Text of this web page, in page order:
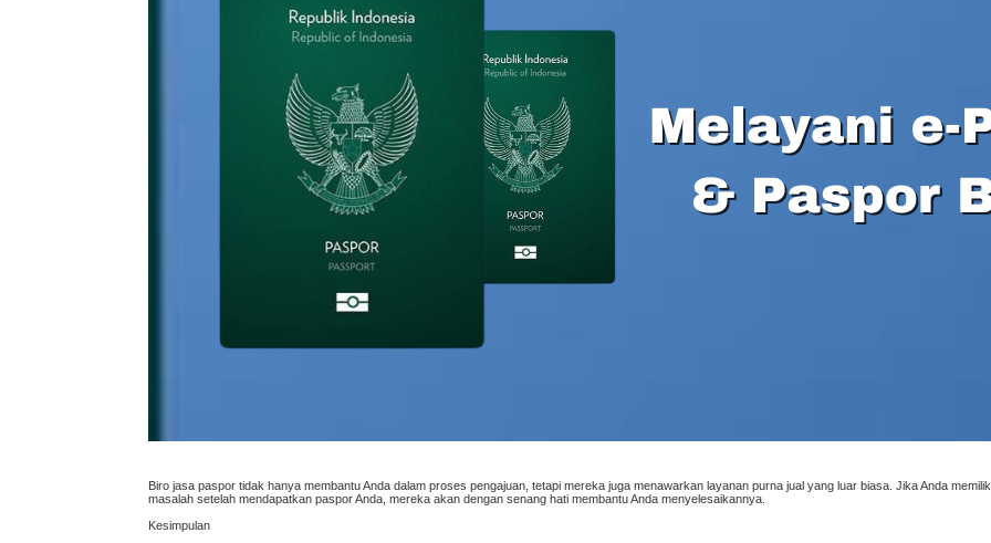
Biro jasa paspor tidak hanya membantu Anda dalam proses pengajuan, tetapi mereka juga menawarkan layanan purna jual yang luar biasa. Jika Anda
masalah setelah mendapatkan paspor Anda, mereka akan dengan senang hati membantu Anda menyelesaikannya.
Kesimpulan